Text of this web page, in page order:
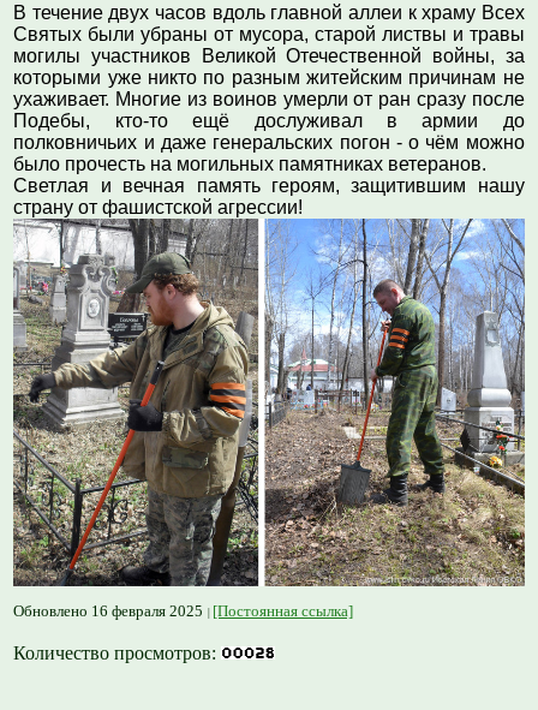
В течение двух часов вдоль главной аллеи к храму Всех
Святых были убраны от мусора, старой листвы и травы
могилы участников Великой Отечественной войны, за
которыми уже никто по разным житейским причинам не
ухаживает. Многие из воинов умерли от ран сразу после
Подебы, кто-то ещё дослуживал в армии до
полковничьих и даже генеральских погон - о чём можно
было прочесть на могильных памятниках ветеранов.
Светлая и вечная память героям, защитившим нашу
страну от фашистской агрессии!
Обновлено 16 февраля 2025 [Постоянная ссылка]
Количество просмотров: